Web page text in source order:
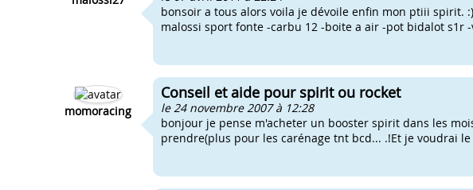
bonsoir a tous alors voila je dévoile enfin mon ptiii spirit.
malossi sport fonte -carbu 12 -boite a air -pot bidalot s1r
momoracing
Conseil et aide pour spirit ou rocket
le 24 novembre 2007 à 12:28
bonjour je pense m'acheter un booster spirit dans les
prendre(plus pour les carénage tnt bcd... .!Et je voudrai